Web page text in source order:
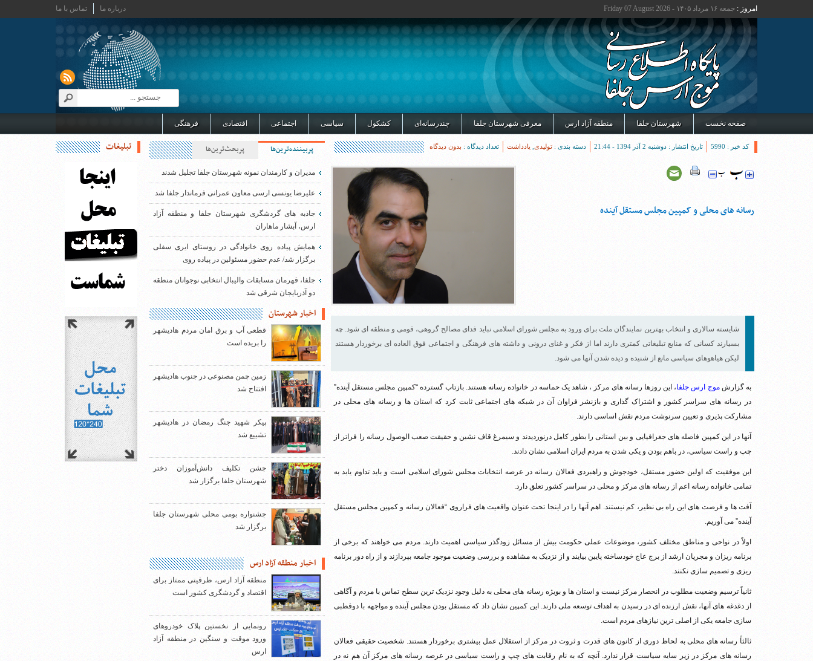
امروز : جمعه ۱۶ مرداد ۱۴۰۵ - Friday 07 August 2026 تماس با ما درباره ما
صفحه نخست شهرستان جلفا منطقه آزاد ارس معرفی شهرستان جلفا چندرسانه‌ای کشکول سیاسی اجتماعی اقتصادی فرهنگی
کد خبر : 5990 تاریخ انتشار : دوشنبه 2 آذر 1394 - 21:44 دسته بندی : تولیدی یادداشت تعداد دیدگاه : بدون دیدگاه
رسانه های محلی و کمپین مجلس مستقل آینده
شایسته سالاری و انتخاب بهترین نمایندگان ملت برای ورود به مجلس شورای اسلامی نباید فدای مصالح گروهی، قومی و منطقه ای شود. چه
بسیارند کسانی که منابع تبلیغاتی کمتری دارند اما از فکر و غنای درونی و داشته های فرهنگی و اجتماعی فوق العاده ای برخوردار هستند
لیکن هیاهوهای سیاسی مانع از شنیده و دیده شدن آنها می شود.
به گزارشموج ارس جلفا، این روزها رسانه های مرکز ، شاهد یک حماسه در خانواده رسانه هستند. بازتاب گسترده “کمپین مجلس مستقل آینده”
در رسانه های سراسر کشور و اشتراک گذاری و بازنشر فراوان آن در شبکه های اجتماعی ثابت کرد که استان ها و رسانه های محلی در
مشارکت پذیری و تعیین سرنوشت مردم نقش اساسی دارند.
آنها در این کمپین فاصله های جغرافیایی و بین استانی را بطور کامل درنوردیدند و سیمرغ قاف نشین و حقیقت صعب الوصول رسانه را فراتر از
چپ و راست سیاسی، در باهم بودن و یکی شدن به مردم ایران اسلامی نشان دادند.
این موفقیت که اولین حضور مستقل، خودجوش و راهبردی فعالان رسانه در عرصه انتخابات مجلس شورای اسلامی است و باید تداوم یابد به
تمامی خانواده رسانه اعم از رسانه های مرکز و محلی در سراسر کشور تعلق دارد.
آفت ها و فرصت های این راه بی نظیر، کم نیستند. اهم آنها را در اینجا تحت عنوان واقعیت های فراروی “فعالان رسانه و کمپین مجلس مستقل
آینده” می آوریم.
اولاً در نواحی و مناطق مختلف کشور، موضوعات عملی حکومت بیش از مسائل زودگذر سیاسی اهمیت دارند. مردم می خواهند که برخی از
برنامه ریزان و مجریان ارشد از برج عاج خودساخته پایین بیایند و از نزدیک به مشاهده و بررسی وضعیت موجود جامعه بپردازند و از راه دور برنامه
ریزی و تصمیم سازی نکنند.
ثانیاً ترسیم وضعیت مطلوب در انحصار مرکز نیست و استان ها و بویژه رسانه های محلی به دلیل وجود نزدیک ترین سطح تماس با مردم و آگاهی
از دغدغه های آنها، نقش ارزنده ای در رسیدن به اهداف توسعه ملی دارند. این کمپین نشان داد که مستقل بودن مجلس آینده و مواجهه با دوقطبی
سازی جامعه یکی از اصلی ترین نیازهای مردم است.
ثالثاً رسانه های محلی به لحاظ دوری از کانون های قدرت و ثروت در مرکز از استقلال عمل بیشتری برخوردار هستند. شخصیت حقیقی فعالان
رسانه های مرکز در زیر سایه سیاست قرار ندارد. آنچه که به نام رقابت های چپ و راست سیاسی در عرصه رسانه های مرکز آن هم نه در
تبلیغات پربیننده‌ترین‌ها پربحث‌ترین‌ها
مدیران و کارمندان نمونه شهرستان جلفا تجلیل شدند
علیرضا یونسی ارسی معاون عمرانی فرماندار جلفا شد
جاذبه های گردشگری شهرستان جلفا و منطقه آزاد
ارس، آبشار ماهاران
همایش پیاده روی خانوادگی در روستای ایری سفلی
برگزار شد/ عدم حضور مسئولین در پیاده روی
جلفا، قهرمان مسابقات والیبال انتخابی نوجوانان منطقه
دو آذربایجان شرقی شد
اخبار شهرستان
قطعی آب و برق امان مردم هادیشهر
را بریده است
زمین چمن مصنوعی در جنوب هادیشهر
افتتاح شد
پیکر شهید جنگ رمضان در هادیشهر
تشییع شد
جشن تکلیف دانش‌آموزان دختر
شهرستان جلفا برگزار شد
جشنواره بومی محلی شهرستان جلفا
برگزار شد
اخبار منطقه آزاد ارس
منطقه آزاد ارس، ظرفیتی ممتاز برای
اقتصاد و گردشگری کشور است
رونمایی از نخستین پلاک خودروهای
ورود موقت و سنگین در منطقه آزاد
ارس